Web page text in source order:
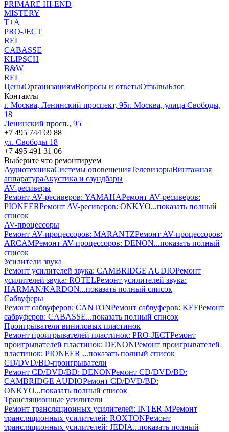
PRIMARE HI-END
MISTERY
T+A
PRO-JECT
REL
CABASSE
KLIPSCH
B&W
REL
ЦеныОрганизациямВопросы и ответыОтзывыБлог
Контакты
г. Москва, Ленинский проспект, 95г. Москва, улица Свободы,
18
Ленинский просп., 95
+7 495 744 69 88
ул. Свободы 18
+7 495 491 31 06
Выберите что ремонтируем
АудиотехникаСистемы оповещенияТелевизорыВинтажная
аппаратураАкустика и саундбары
AV-ресиверы
Ремонт AV-реcиверов: YAMAHAРемонт AV-реcиверов:
PIONEERРемонт AV-реcиверов: ONKYO...показать полный
список
AV-процессоры
Ремонт AV-процессоров: MARANTZРемонт AV-процессоров:
ARCAMРемонт AV-процессоров: DENON...показать полный
список
Усилители звука
Ремонт усилителей звука: CAMBRIDGE AUDIOРемонт
усилителей звука: ROTELРемонт усилителей звука:
HARMAN/KARDON...показать полный список
Сабвуферы
Ремонт сабвуферов: CANTONРемонт сабвуферов: KEFРемонт
сабвуферов: CABASSE...показать полный список
Проигрыватели виниловых пластинок
Ремонт проигрывателей пластинок: PRO-JECTРемонт
проигрывателей пластинок: DENONРемонт проигрывателей
пластинок: PIONEER ...показать полный список
CD/DVD/BD-проигрыватели
Ремонт CD/DVD/BD: DENONРемонт CD/DVD/BD:
CAMBRIDGE AUDIOРемонт CD/DVD/BD:
ONKYO...показать полный список
Трансляционные усилители
Ремонт трансляционных усилителей: INTER-MРемонт
трансляционных усилителей: ROXTONРемонт
трансляционных усилителей: JEDIA...показать полный